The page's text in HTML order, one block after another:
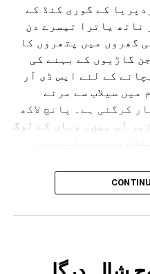
کے گوری کنڈ کے
ناتھ یاترا تیسرے دن
گھروں میں پتھروں کا
گاڑیوں کے بہنے کی
کے لئے ایس ڈی آر
میں سیلاب سے مرنے
کرگئی ہے۔ پانچ لاکھ
آب ہیں۔ وہاں کے لوگ
اور بجلی گرنے کے
بھیما جی ،
زندگی مفلوج کردی ہے
ہے۔ مدھیہ پردیش میں